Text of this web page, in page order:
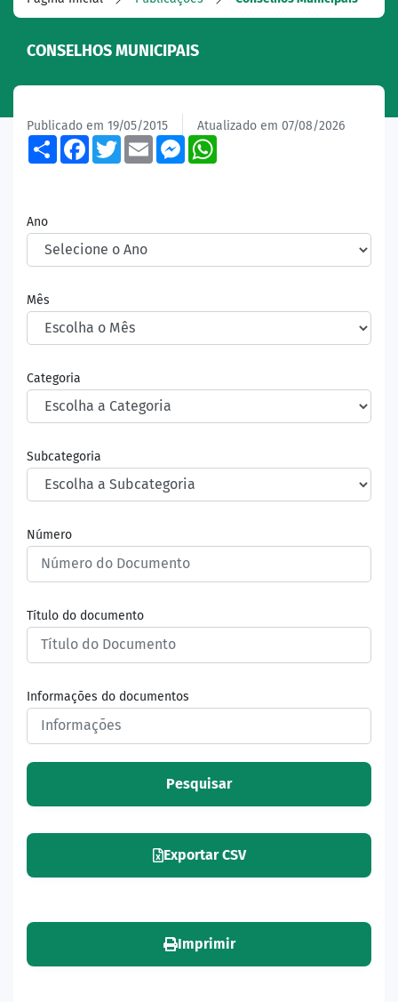
CONSELHOS MUNICIPAIS
Publicado em 19/05/2015 Atualizado em 07/08/2026
ShareFacebook
TwitterEmailMessenger
Ano
Mês
Categoria
Subcategoria
Número
Título do documento
Informações do documentos
Pesquisar
Exportar CSV
Imprimir